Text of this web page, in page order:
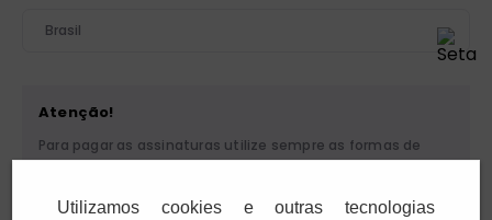
Brasil
Atenção!
Para pagar as assinaturas utilize sempre as formas de
ou de pessoa física. Se você receber algum tipo de
Utilizamos cookies e outras tecnologias